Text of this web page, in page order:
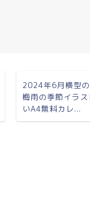
2024年6月横型
梅雨の季節イラ
いA4無料カレ...